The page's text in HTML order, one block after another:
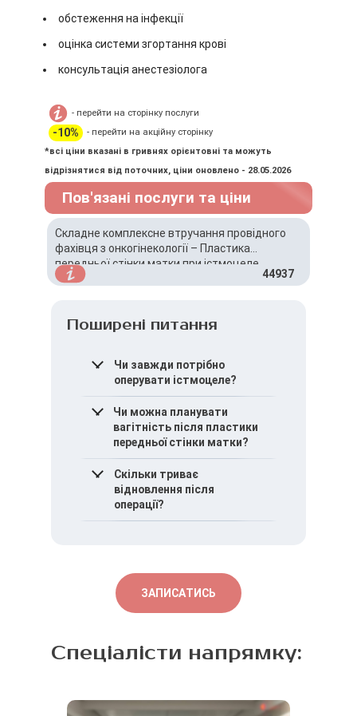
обстеження на інфекції
оцінка системи згортання крові
консультація анестезіолога
- перейти на сторінку послуги
-10%
- перейти на акційну сторінку
*всі ціни вказані в гривнях орієнтовні та можуть
відрізнятися від поточних, ціни оновлено - 28.05.2026
Пов'язані послуги та ціни
Складне комплексне втручання провідного
фахівця з онкогінекології – Пластика
передньої стінки матки при істмоцеле
44937
Поширені питання
Чи завжди потрібно
оперувати істмоцеле?
Ні, операція показана
лише за наявності
симптомів або ризиків для
репродуктивної функції.
Чи можна планувати
вагітність після пластики
передньої стінки матки?
Так, у багатьох випадках
операція навпаки
покращує умови для
настання та виношування
Скільки триває
відновлення після
операції?
індивідуальних
особливостей організму.
ЗАПИСАТИСЬ
Спеціалісти напрямку: